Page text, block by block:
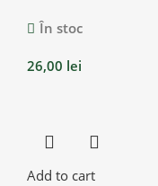
În stoc
26,00 lei
Add to cart